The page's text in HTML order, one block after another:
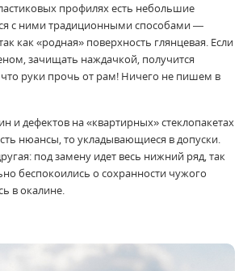
профилях есть небольшие
с ними традиционными способами —
как «родная» поверхность глянцевая. Если
зачищать наждачкой, получится
руки прочь от рам! Ничего не пишем в
и дефектов на «квартирных» стеклопакетах
нюансы, то укладывающиеся в допуски.
под замену идет весь нижний ряд, так
беспокоились о сохранности чужого
в окалине.